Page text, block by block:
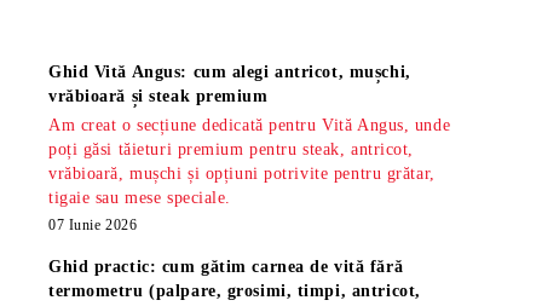
Ghid Vită Angus: cum alegi antricot, mușchi,
vrăbioară și steak premium
Am creat o secțiune dedicată pentru Vită Angus, unde
poți găsi tăieturi premium pentru steak, antricot,
vrăbioară, mușchi și opțiuni potrivite pentru grătar,
tigaie sau mese speciale.
07 Iunie 2026
Ghid practic: cum gătim carnea de vită fără
termometru (palpare, grosimi, timpi, antricot,